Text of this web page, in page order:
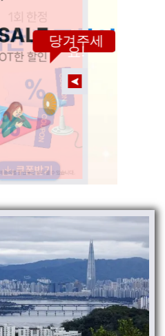
당겨주세
요!